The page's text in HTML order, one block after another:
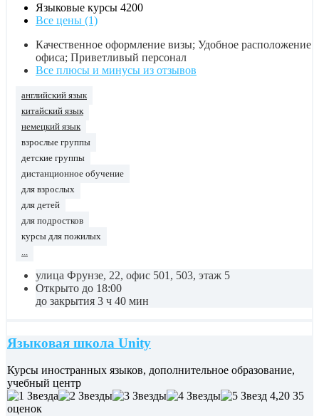
Языковые курсы 4200
Все цены (1)
Качественное оформление визы; Удобное расположение
офиса; Приветливый персонал
Все плюсы и минусы из отзывов
английский язык
китайский язык
немецкий язык
взрослые группы
детские группы
дистанционное обучение
для взрослых
для детей
для подростков
курсы для пожилых
улица Фрунзе, 22, офис 501, 503, этаж 5
Открыто до 18:00
до закрытия 3 ч 40 мин
Языковая школа Unity
Курсы иностранных языков, дополнительное образование,
учебный центр
4,20 35
оценок